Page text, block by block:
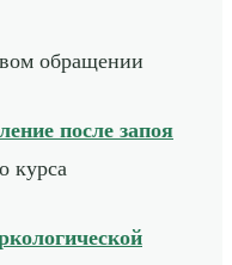
обращении
после запоя
курса